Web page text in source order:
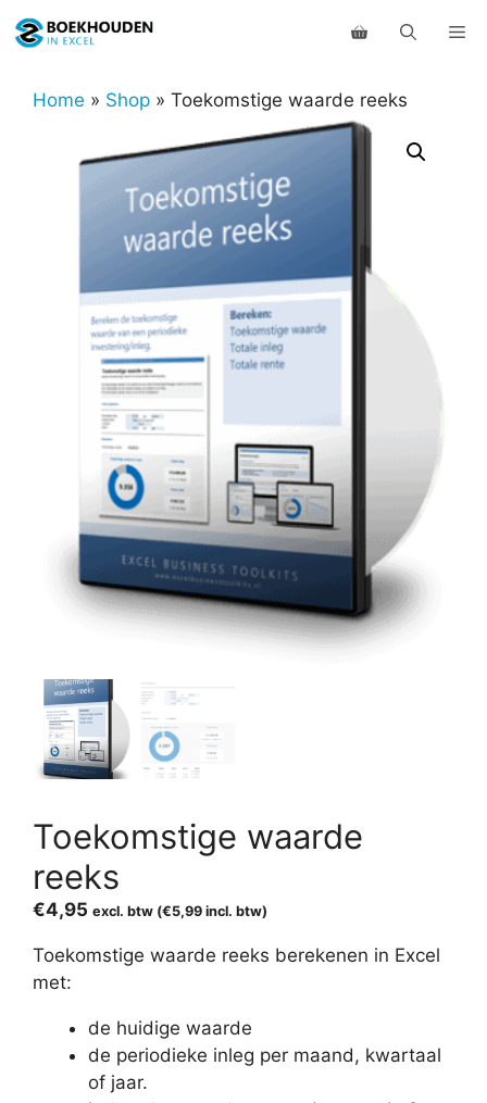
naar
inhoudHome » Shop » Toekomstige waarde reeks
Toekomstige waarde
reeks
€4,95 excl. btw (€5,99 incl. btw)
Toekomstige waarde reeks berekenen in Excel
met:
de huidige waarde
de periodieke inleg per maand, kwartaal
of jaar.